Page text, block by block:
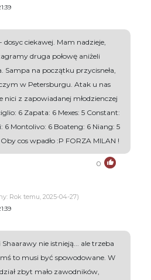
dosyc ciekawej. Mam nadzieje,
druga połowę aniżeli
Sampa na początku przycisneła,
w Petersburgu. Atak u nas
nici z zapowiadanej młodzienczej
6 Zapata: 6 Mexes: 5 Constant:
6 Montolivo: 6 Boateng: 6 Niang: 5
cos wpadło :P FORZA MILAN !
0
Rok temu, 2025-04-27)
nie istnieją... ale trzeba
to musi być spowodowane. W
zbyt mało zawodników,